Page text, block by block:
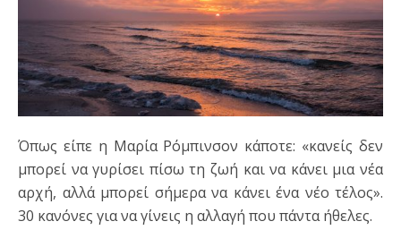
Όπως είπε η Μαρία Ρόμπινσον κάποτε: «κανείς δεν
μπορεί να γυρίσει πίσω τη ζωή και να κάνει μια νέα
αρχή, αλλά μπορεί σήμερα να κάνει ένα νέο τέλος».
30 κανόνες για να γίνεις η αλλαγή που πάντα ήθελες.